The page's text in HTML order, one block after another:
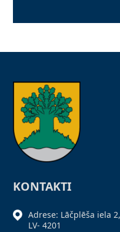
KONTAKTI
Adrese: Lāčplēša iela
LV- 4201